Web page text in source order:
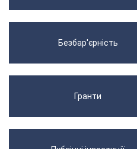
Безбар'єрність
Гранти